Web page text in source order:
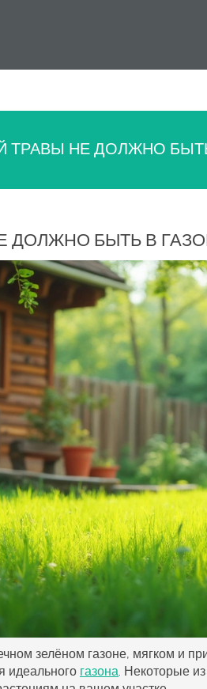
ТРАВЫ НЕ ДОЛЖНО
ДОЛЖНО БЫТЬ В
зелёном газоне, мягком и
идеального газона . Некоторые